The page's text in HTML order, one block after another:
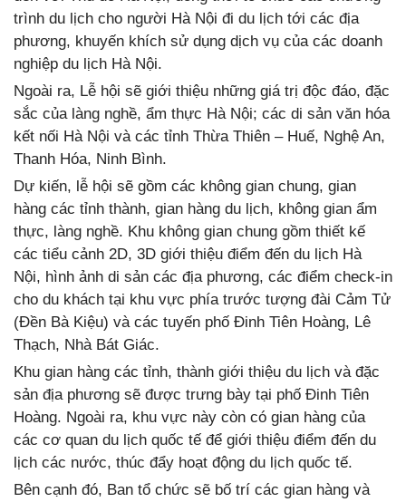
trình du lịch cho người Hà Nội đi du lịch tới các địa
phương, khuyến khích sử dụng dịch vụ của các doanh
nghiệp du lịch Hà Nội.
Ngoài ra, Lễ hội sẽ giới thiệu những giá trị độc đáo, đặc
sắc của làng nghề, ẩm thực Hà Nội; các di sản văn hóa
kết nối Hà Nội và các tỉnh Thừa Thiên – Huế, Nghệ An,
Thanh Hóa, Ninh Bình.
Dự kiến, lễ hội sẽ gồm các không gian chung, gian
hàng các tỉnh thành, gian hàng du lịch, không gian ẩm
thực, làng nghề. Khu không gian chung gồm thiết kế
các tiểu cảnh 2D, 3D giới thiệu điểm đến du lịch Hà
Nội, hình ảnh di sản các địa phương, các điểm check-in
cho du khách tại khu vực phía trước tượng đài Cảm Tử
(Đền Bà Kiệu) và các tuyến phố Đinh Tiên Hoàng, Lê
Thạch, Nhà Bát Giác.
Khu gian hàng các tỉnh, thành giới thiệu du lịch và đặc
sản địa phương sẽ được trưng bày tại phố Đinh Tiên
Hoàng. Ngoài ra, khu vực này còn có gian hàng của
các cơ quan du lịch quốc tế để giới thiệu điểm đến du
lịch các nước, thúc đẩy hoạt động du lịch quốc tế.
Bên cạnh đó, Ban tổ chức sẽ bố trí các gian hàng và